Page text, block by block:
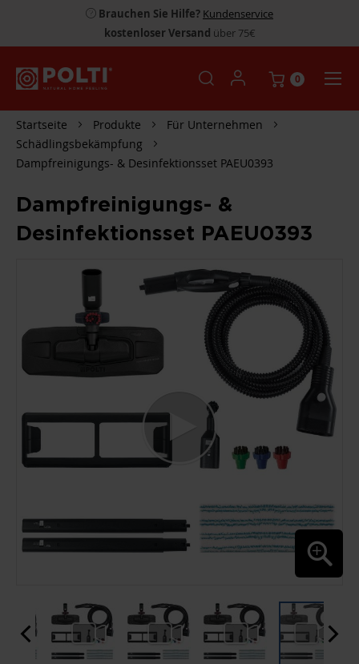
Brauchen Sie Hilfe? Kundenservice
kostenloser Versand über 75€
0
Startseite Produkte
Für Unternehmen
Schädlingsbekämpfung
Dampfreinigungs- & Desinfektionsset PAEU0393
Dampfreinigungs- &
Desinfektionsset PAEU0393
BILDGALERIE
SPRINGEN